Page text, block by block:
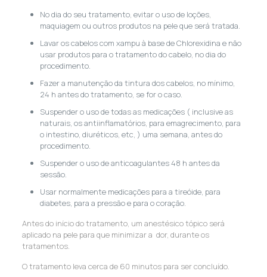
No dia do seu tratamento, evitar o uso de loções,
maquiagem ou outros produtos na pele que será tratada.
Lavar os cabelos com xampu à base de Chlorexidina e não
usar produtos para o tratamento do cabelo, no dia do
procedimento.
Fazer a manutenção da tintura dos cabelos, no mínimo,
24 h antes do tratamento, se for o caso.
Suspender o uso de todas as medicações ( inclusive as
naturais, os antiinflamatórios, para emagrecimento, para
o intestino, diuréticos, etc, ) uma semana, antes do
procedimento.
Suspender o uso de anticoagulantes 48 h antes da
sessão.
Usar normalmente medicações para a tireóide, para
diabetes, para a pressão e para o coração.
Antes do início do tratamento, um anestésico tópico será
aplicado na pele para que minimizar a dor, durante os
tratamentos.
O tratamento leva cerca de 60 minutos para ser concluído.